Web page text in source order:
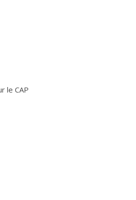
le CAP